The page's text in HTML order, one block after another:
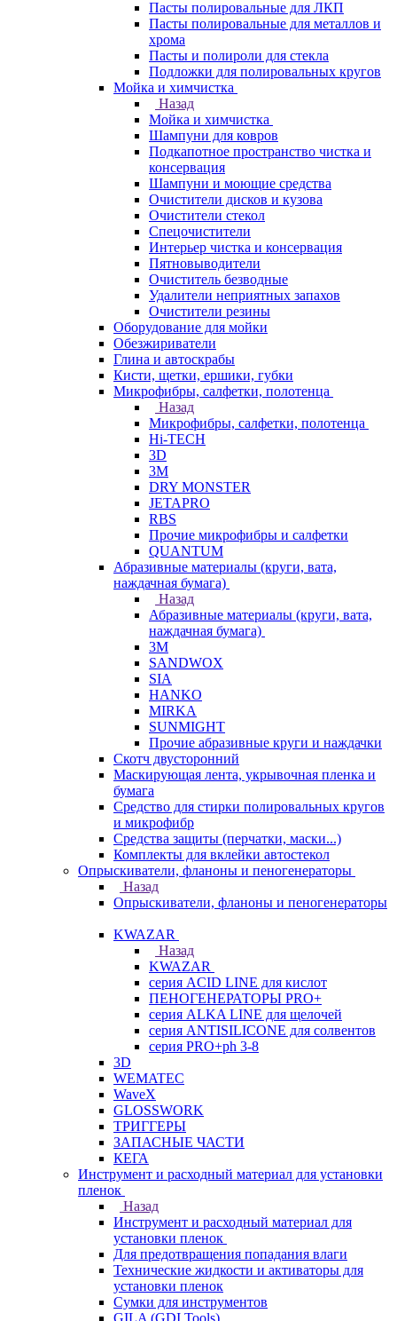
Пасты полировальные для ЛКП
Пасты полировальные для металлов и
хрома
Пасты и полироли для стекла
Подложки для полировальных кругов
Мойка и химчистка
Назад
Мойка и химчистка
Шампуни для ковров
Подкапотное пространство чистка и
консервация
Шампуни и моющие средства
Очистители дисков и кузова
Очистители стекол
Спецочистители
Интерьер чистка и консервация
Пятновыводители
Очиститель безводные
Удалители неприятных запахов
Очистители резины
Оборудование для мойки
Обезжириватели
Глина и автоскрабы
Кисти, щетки, ершики, губки
Микрофибры, салфетки, полотенца
Назад
Микрофибры, салфетки, полотенца
Hi-TECH
3D
3М
DRY MONSTER
JETAPRO
RBS
Прочие микрофибры и салфетки
QUANTUM
Абразивные материалы (круги, вата,
наждачная бумага)
Назад
Абразивные материалы (круги, вата,
наждачная бумага)
3М
SANDWOX
SIA
HANKO
MIRKA
SUNMIGHT
Прочие абразивные круги и наждачки
Скотч двусторонний
Маскирующая лента, укрывочная пленка и
бумага
Средство для стирки полировальных кругов
и микрофибр
Средства защиты (перчатки, маски...)
Комплекты для вклейки автостекол
Опрыскиватели, фланоны и пеногенераторы
Назад
Опрыскиватели, фланоны и пеногенераторы
KWAZAR
Назад
KWAZAR
серия ACID LINE для кислот
ПЕНОГЕНЕРАТОРЫ PRO+
серия ALKA LINE для щелочей
серия ANTISILICONE для солвентов
серия PRO+ph 3-8
3D
WEMATEC
WaveX
GLOSSWORK
ТРИГГЕРЫ
ЗАПАСНЫЕ ЧАСТИ
КЕГА
Инструмент и расходный материал для установки
пленок
Назад
Инструмент и расходный материал для
установки пленок
Для предотвращения попадания влаги
Технические жидкости и активаторы для
установки пленок
Сумки для инструментов
GILA (GDI Tools)